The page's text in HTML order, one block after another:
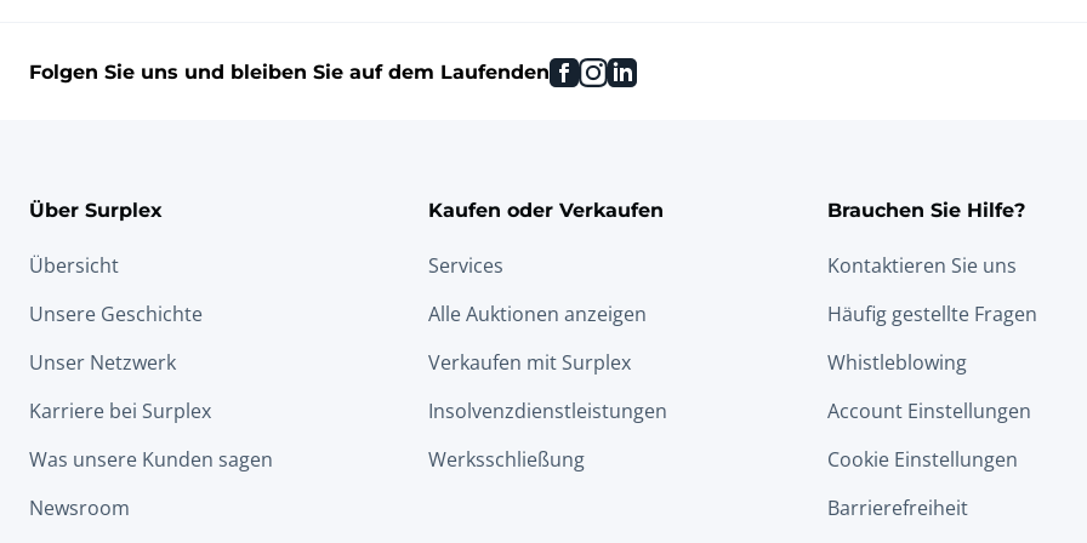
Folgen Sie uns und bleiben Sie auf dem Laufenden facebook
instagram
linkedin
Über Surplex
Übersicht
Unsere Geschichte
Unser Netzwerk
Karriere bei Surplex
Was unsere Kunden sagen
Newsroom
Kaufen oder Verkaufen
Services
Alle Auktionen anzeigen
Verkaufen mit Surplex
Insolvenzdienstleistungen
Werksschließung
Brauchen Sie Hilfe?
Kontaktieren Sie uns
Häufig gestellte Fragen
Whistleblowing
Account Einstellungen
Cookie Einstellungen
Barrierefreiheit